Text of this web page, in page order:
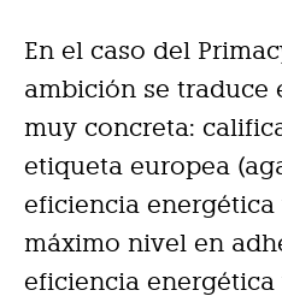
En el caso del
ambición se traduce
muy concreta:
etiqueta europea
eficiencia energética
máximo nivel en
eficiencia energética